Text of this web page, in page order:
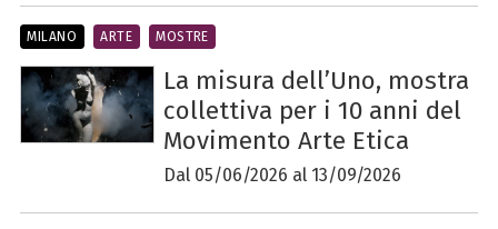
La misura dell’Uno, mostra
collettiva per i 10 anni del
Movimento Arte Etica
Dal 05/06/2026 al 13/09/2026
MILANO ARTE MOSTRE